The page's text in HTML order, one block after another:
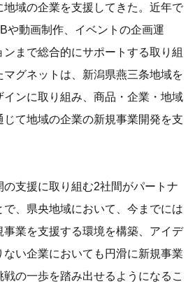
地域の企業を支援してきた。近年で
や動画制作、イベントの企画運
まで総合的にサポートする取り組
グネットは、新潟県燕三条地域を
ンに取り組み、商品・企業・地域
て地域の企業の新規事業開発を支
支援に取り組む2社間がパートナ
、県央地域において、今までには
事業を支援する環境を構築、アイデ
い企業においても円滑に新規事業
の一歩を踏み出せるようになるこ